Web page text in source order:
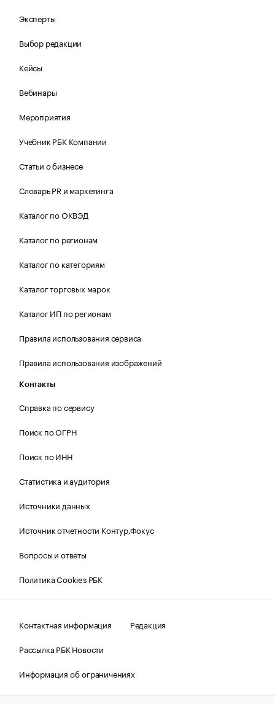
Эксперты
Выбор редакции
Кейсы
Вебинары
Мероприятия
Учебник РБК Компании
Статьи о бизнесе
Словарь PR и маркетинга
Каталог по ОКВЭД
Каталог по регионам
Каталог по категориям
Каталог торговых марок
Каталог ИП по регионам
Правила использования сервиса
Правила использования изображений
Контакты
Справка по сервису
Поиск по ОГРН
Поиск по ИНН
Статистика и аудитория
Источники данных
Источник отчетности Контур.Фокус
Вопросы и ответы
Политика Cookies РБК
Контактная информация
Редакция
Рассылка РБК Новости
Информация об ограничениях
Правовая информация
О соблюдении авторских прав